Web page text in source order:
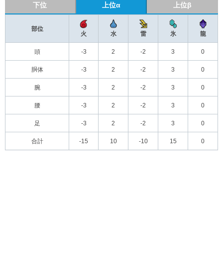
下位 上位α 上位β
部位
火
水 雷 氷 龍
頭 -3 2 -2 3 0
胴体 -3 2 -2 3 0
腕 -3 2 -2 3 0
腰 -3 2 -2 3 0
足 -3 2 -2 3 0
合計 -15 10 -10 15 0